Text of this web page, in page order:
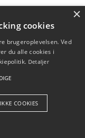
CO2-udslip
Aps
×
cookies
brugeroplevelsen. Ved
du alle cookies i
Detaljer
COOKIES